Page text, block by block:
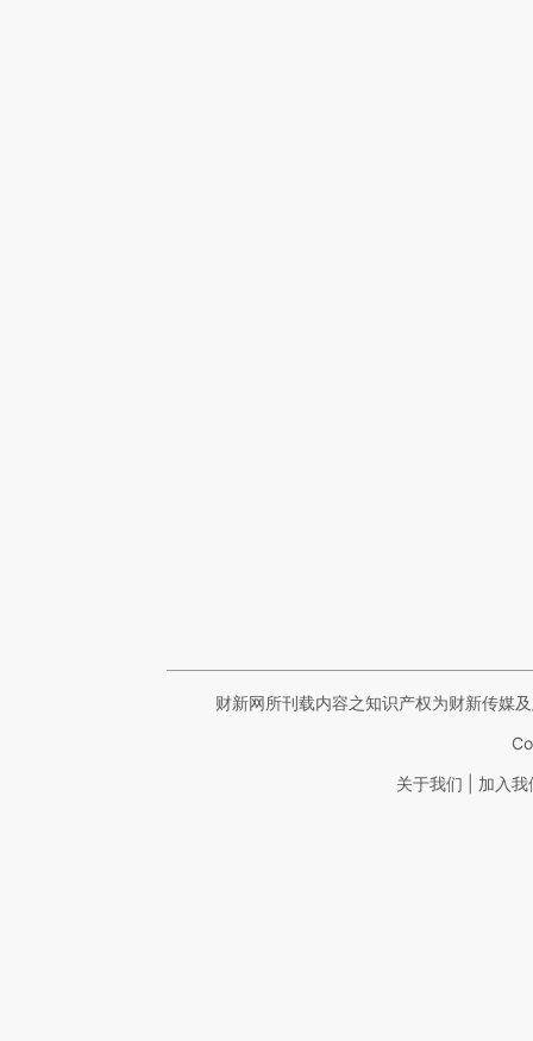
财新网所刊载内容之知识产权为财新传媒
关于我们 加入我